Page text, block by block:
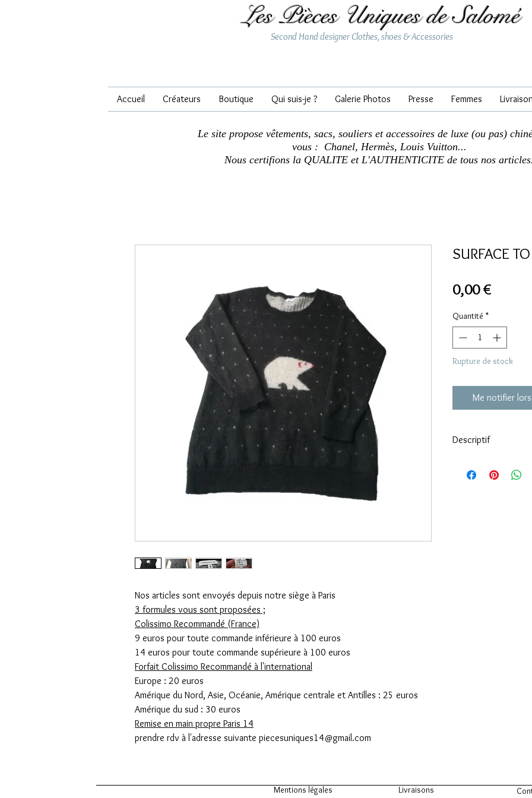
Les Pièces Uniques de Salomé
Second Hand designer Clothes, shoes & Accessories
Accueil Créateurs Boutique Qui suis-je ? Galerie Photos Presse Femmes
Le site propose vêtements, sacs, souliers et accessoires de luxe (ou pas)
vous : Chanel, Hermès, Louis Vuitton...
Nous certifions la QUALITE et L'AUTHENTICITE de tous nos articles.
Nos articles sont envoyés depuis notre siège à Paris
3 formules vous sont proposées ;
Colissimo Recommandé (France)
9 euros pour toute commande inférieure à 100 euros
14 euros pour toute commande supérieure à 100 euros
Forfait Colissimo Recommandé à l'international
Europe : 20 euros
Amérique du Nord, Asie, Océanie, Amérique centrale et Antilles : 25 euros
Amérique du sud : 30 euros
Remise en main propre Paris 14
prendre rdv à l'adresse suivante piecesuniques14@gmail.com
SURFACE
0,00 €
Quantité *
Rupture de stock
Me notifier
Descriptif
50 kid mohair – 30
Mentions légales Livraisons